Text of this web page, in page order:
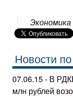
Экономика
Новости
07.06.15 - В
млн рублей